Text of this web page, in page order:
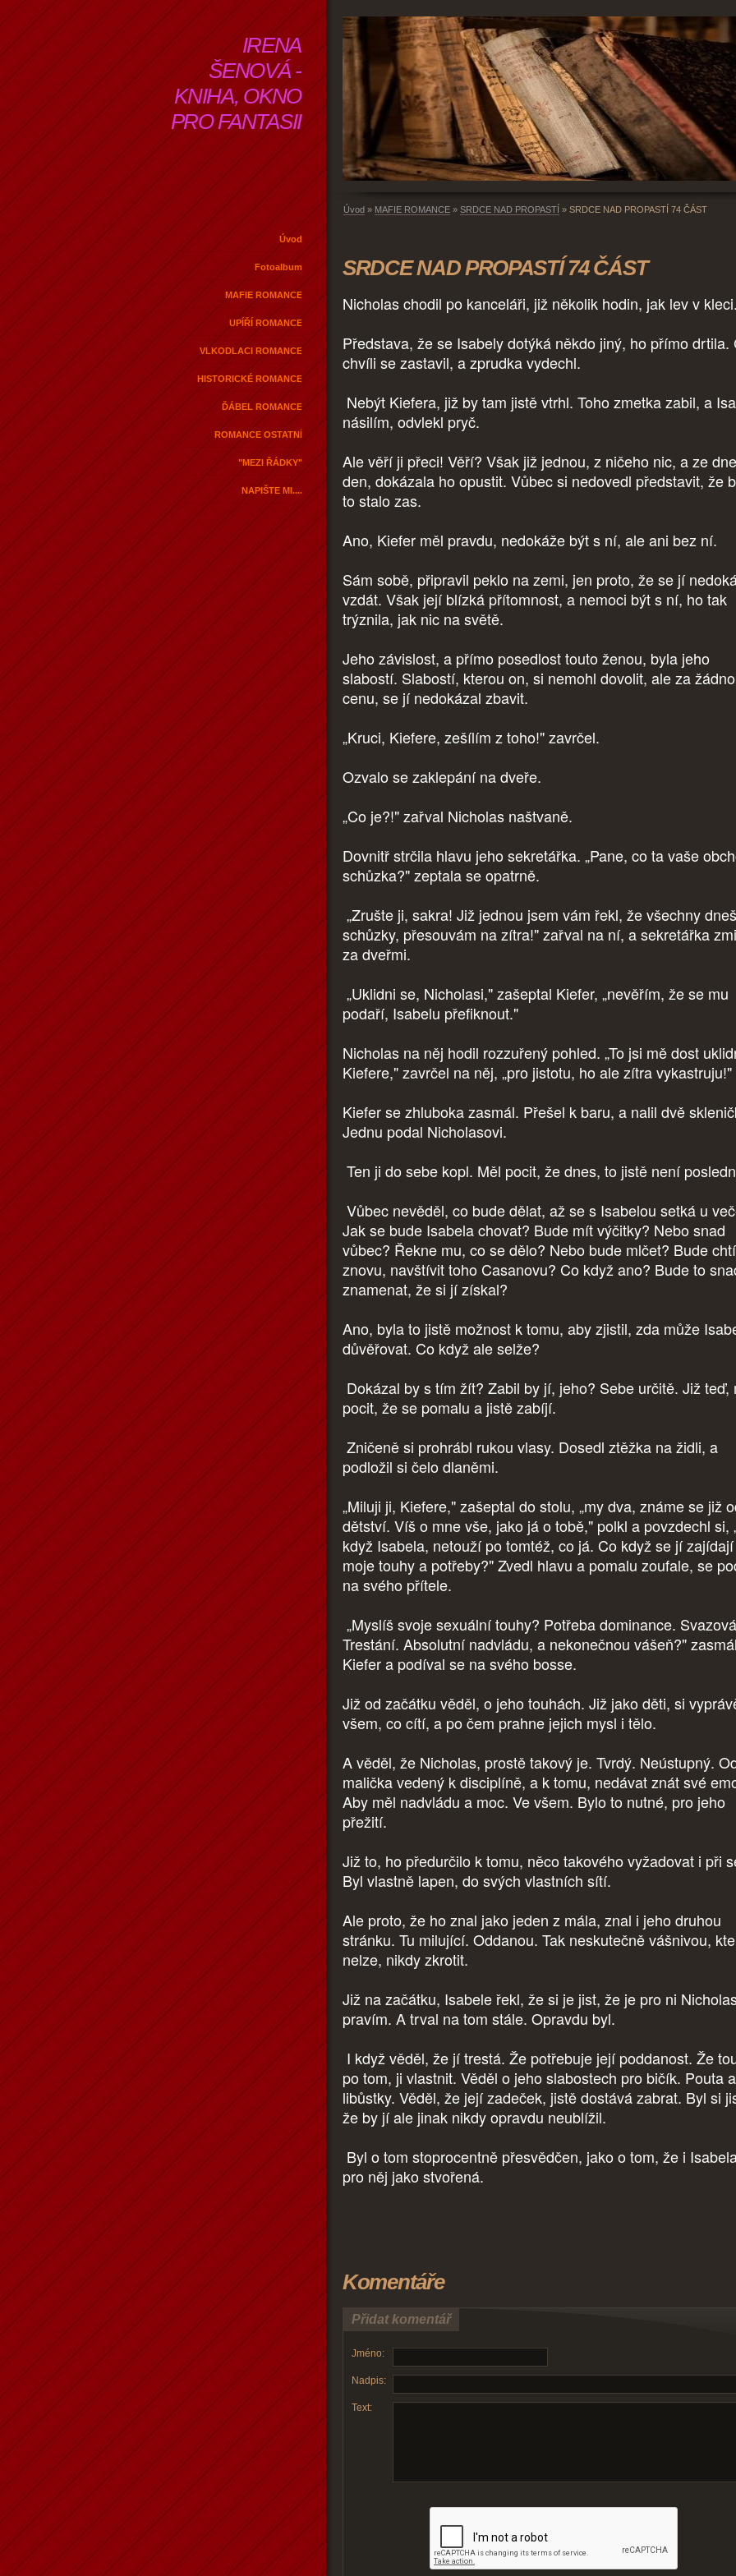
IRENA
ŠENOVÁ -
KNIHA, OKNO
PRO FANTASII
Úvod
Fotoalbum
MAFIE ROMANCE
UPÍŘÍ ROMANCE
VLKODLACI ROMANCE
HISTORICKÉ ROMANCE
ĎÁBEL ROMANCE
ROMANCE OSTATNÍ
"MEZI ŘÁDKY"
NAPIŠTE MI....
Úvod » MAFIE ROMANCE » SRDCE NAD PROPASTÍ » SRDCE NAD PROPASTÍ 74 ČÁST
SRDCE NAD PROPASTÍ 74 ČÁST
Nicholas chodil po kanceláři, již několik hodin, jak lev v kleci.
Představa, že se Isabely dotýká někdo jiný, ho přímo drtila.
chvíli se zastavil, a zprudka vydechl.
Nebýt Kiefera, již by tam jistě vtrhl. Toho zmetka zabil, a
násilím, odvlekl pryč.
Ale věří ji přeci! Věří? Však již jednou, z ničeho nic, a ze
den, dokázala ho opustit. Vůbec si nedovedl představit, že
to stalo zas.
Ano, Kiefer měl pravdu, nedokáže být s ní, ale ani bez ní.
Sám sobě, připravil peklo na zemi, jen proto, že se jí
vzdát. Však její blízká přítomnost, a nemoci být s ní, ho tak
trýznila, jak nic na světě.
Jeho závislost, a přímo posedlost touto ženou, byla jeho
slabostí. Slabostí, kterou on, si nemohl dovolit, ale za
cenu, se jí nedokázal zbavit.
„Kruci, Kiefere, zešílím z toho!" zavrčel.
Ozvalo se zaklepání na dveře.
„Co je?!" zařval Nicholas naštvaně.
Dovnitř strčila hlavu jeho sekretářka. „Pane, co ta vaše
schůzka?" zeptala se opatrně.
„Zrušte ji, sakra! Již jednou jsem vám řekl, že všechny
schůzky, přesouvám na zítra!" zařval na ní, a sekretářka
za dveřmi.
„Uklidni se, Nicholasi," zašeptal Kiefer, „nevěřím, že se mu
podaří, Isabelu přefiknout."
Nicholas na něj hodil rozzuřený pohled. „To jsi mě dost
Kiefere," zavrčel na něj, „pro jistotu, ho ale zítra vykastruju!"
Kiefer se zhluboka zasmál. Přešel k baru, a nalil dvě
Jednu podal Nicholasovi.
Ten ji do sebe kopl. Měl pocit, že dnes, to jistě není
Vůbec nevěděl, co bude dělat, až se s Isabelou setká u
Jak se bude Isabela chovat? Bude mít výčitky? Nebo snad
vůbec? Řekne mu, co se dělo? Nebo bude mlčet? Bude
znovu, navštívit toho Casanovu? Co když ano? Bude to
znamenat, že si jí získal?
Ano, byla to jistě možnost k tomu, aby zjistil, zda může
důvěřovat. Co když ale selže?
Dokázal by s tím žít? Zabil by jí, jeho? Sebe určitě. Již teď,
pocit, že se pomalu a jistě zabíjí.
Zničeně si prohrábl rukou vlasy. Dosedl ztěžka na židli, a
podložil si čelo dlaněmi.
„Miluji ji, Kiefere," zašeptal do stolu, „my dva, známe se již
dětství. Víš o mne vše, jako já o tobě," polkl a povzdechl si,
když Isabela, netouží po tomtéž, co já. Co když se jí zajídají
moje touhy a potřeby?" Zvedl hlavu a pomalu zoufale, se
na svého přítele.
„Myslíš svoje sexuální touhy? Potřeba dominance.
Trestání. Absolutní nadvládu, a nekonečnou vášeň?"
Kiefer a podíval se na svého bosse.
Již od začátku věděl, o jeho touhách. Již jako děti, si
všem, co cítí, a po čem prahne jejich mysl i tělo.
A věděl, že Nicholas, prostě takový je. Tvrdý. Neústupný.
malička vedený k disciplíně, a k tomu, nedávat znát své
Aby měl nadvládu a moc. Ve všem. Bylo to nutné, pro jeho
přežití.
Již to, ho předurčilo k tomu, něco takového vyžadovat i při
Byl vlastně lapen, do svých vlastních sítí.
Ale proto, že ho znal jako jeden z mála, znal i jeho druhou
stránku. Tu milující. Oddanou. Tak neskutečně vášnivou,
nelze, nikdy zkrotit.
Již na začátku, Isabele řekl, že si je jist, že je pro ni
pravím. A trval na tom stále. Opravdu byl.
I když věděl, že jí trestá. Že potřebuje její poddanost. Že
po tom, ji vlastnit. Věděl o jeho slabostech pro bičík. Pouta
libůstky. Věděl, že její zadeček, jistě dostává zabrat. Byl si
že by jí ale jinak nikdy opravdu neublížil.
Byl o tom stoprocentně přesvědčen, jako o tom, že i
pro něj jako stvořená.
Komentáře
Přidat komentář
Jméno:
Nadpis:
Text: